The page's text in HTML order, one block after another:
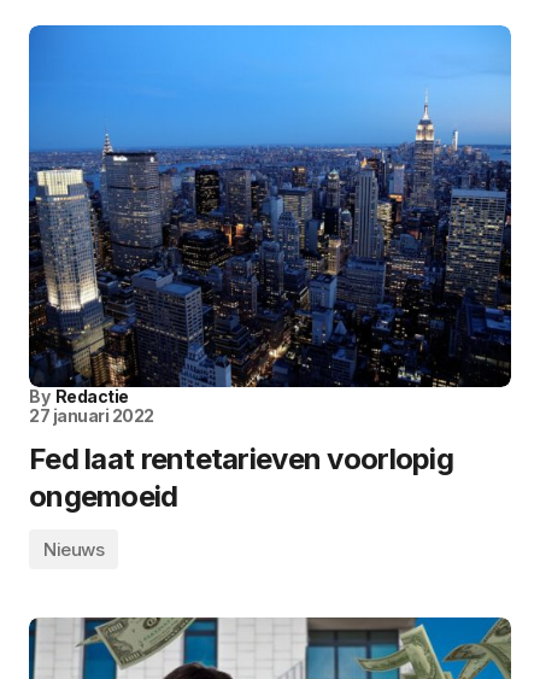
By Redactie
27 januari 2022
Fed laat rentetarieven voorlopig
ongemoeid
Nieuws